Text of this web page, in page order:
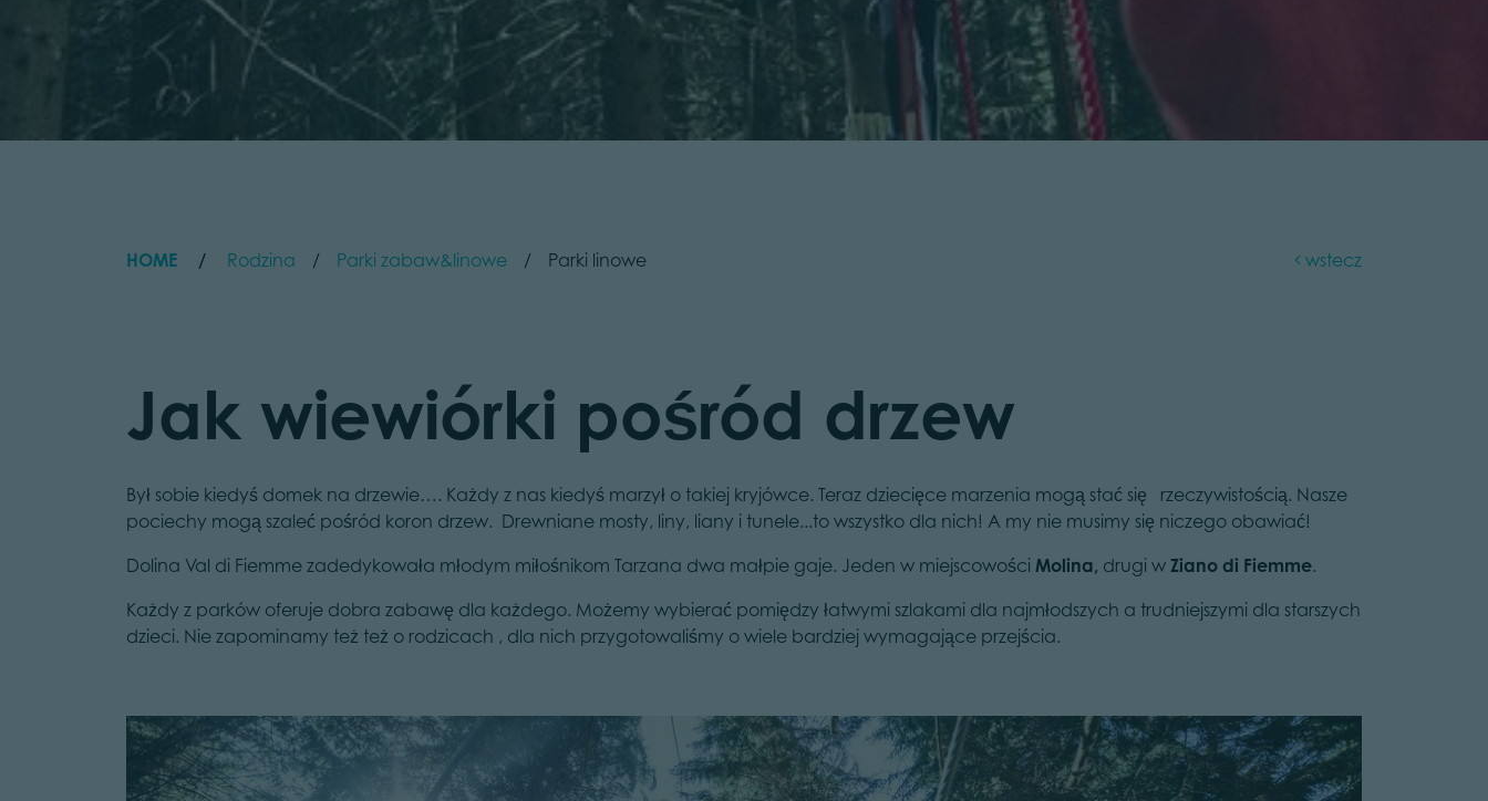
HOME Rodzina Parki zabaw&linowe Parki linowe wstecz
Jak wiewiórki pośród drzew
Był sobie kiedyś domek na drzewie…. Każdy z nas kiedyś marzył o takiej kryjówce. Teraz dziecięce marzenia mogą stać się rzeczywistością. Nasze
pociechy mogą szaleć pośród koron drzew. Drewniane mosty, liny, liany i tunele...to wszystko dla nich! A my nie musimy się niczego obawiać!
Dolina Val di Fiemme zadedykowała młodym miłośnikom Tarzana dwa małpie gaje. Jeden w miejscowości Molina, drugi w Ziano di Fiemme.
Każdy z parków oferuje dobra zabawę dla każdego. Możemy wybierać pomiędzy łatwymi szlakami dla najmłodszych a trudniejszymi dla starszych
dzieci. Nie zapominamy też też o rodzicach , dla nich przygotowaliśmy o wiele bardziej wymagające przejścia.